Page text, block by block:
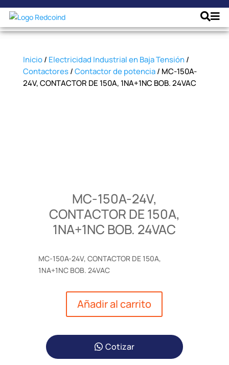
Inicio/ Electricidad Industrial en Baja Tensión/
Contactores/Contactor de potencia/ MC-150A-
24V, CONTACTOR DE 150A, 1NA+1NC BOB. 24VAC
MC-150A-24V,
CONTACTOR DE 150A,
1NA+1NC BOB. 24VAC
MC-150A-24V, CONTACTOR DE 150A,
1NA+1NC BOB. 24VAC
Añadir al carrito
Cotizar